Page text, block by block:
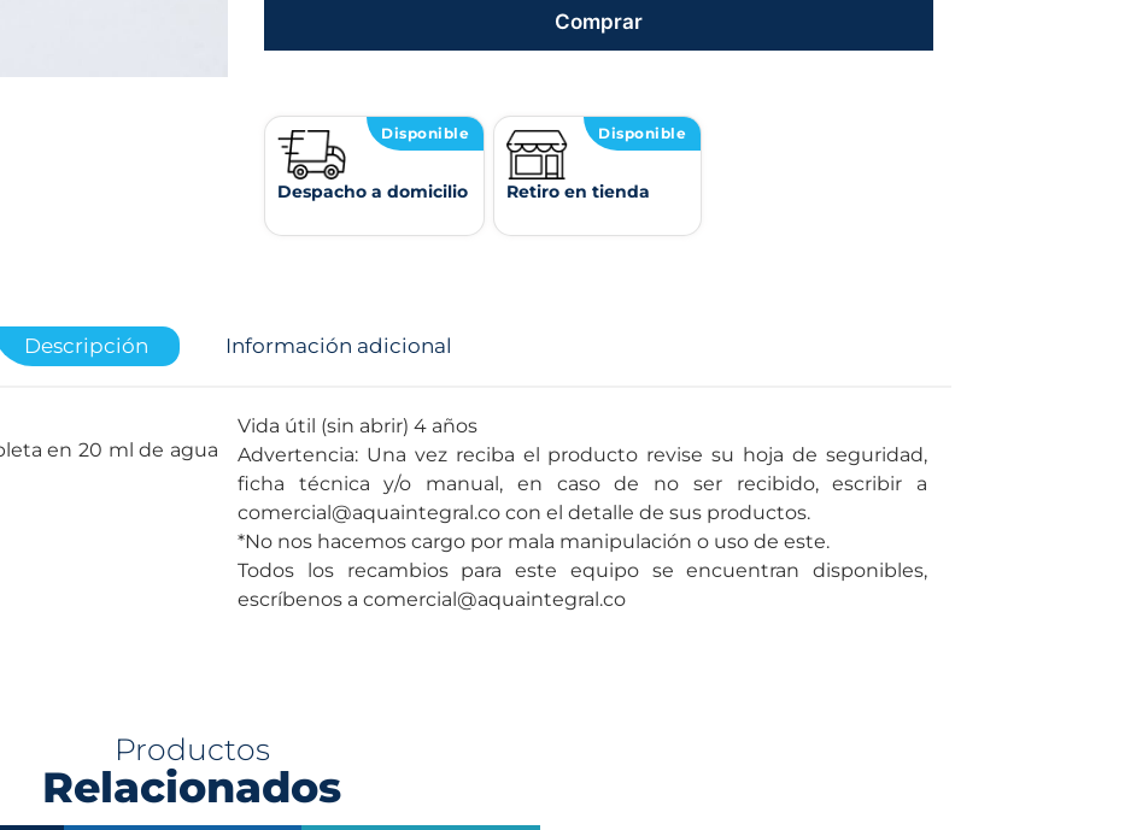
Comprar
Disponible
Despacho a domicilio
Disponible
Retiro en tienda
Descripción Información adicional
en 20 ml de agua
Vida útil (sin abrir) 4 años
Advertencia: Una vez reciba el producto revise su hoja de seguridad,
ficha técnica y/o manual, en caso de no ser recibido, escribir a
comercial@aquaintegral.co con el detalle de sus productos.
*No nos hacemos cargo por mala manipulación o uso de este.
Todos los recambios para este equipo se encuentran disponibles,
escríbenos a comercial@aquaintegral.co
Productos
Relacionados